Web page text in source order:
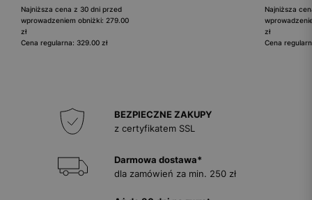
Najniższa cena z 30 dni przed
wprowadzeniem obniżki: 279.00
zł
Cena regularna: 329.00 zł
Najniższa
zł
Cena
BEZPIECZNE ZAKUPY
z certyfikatem SSL
Darmowa dostawa*
dla zamówień za min. 250 zł